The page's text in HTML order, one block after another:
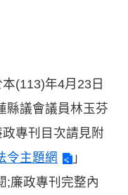
(113)年4月23日
縣議會議員林玉芬
專刊目次請見附
令主題網
」
;廉政專刊完整內